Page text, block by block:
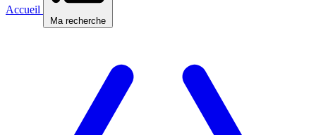
Accueil
Ma recherche